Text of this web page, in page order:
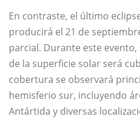
En contraste, el último
producirá el 21 de
parcial. Durante este evento,
de la superficie solar será
cobertura se observará
hemisferio sur, incluyendo
Antártida y diversas